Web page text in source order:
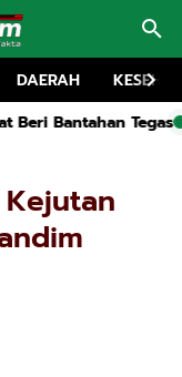
DAERAH
Kwanyar